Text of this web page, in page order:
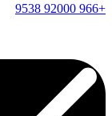
+966
92000
9538